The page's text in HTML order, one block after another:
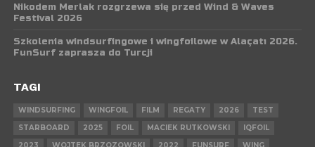
Nikodem Merlak rozgrzewa się przed Wind & Waves
Festival 2026
Szkolenia windsurfingowe i wingfoilowe w Alaçatı 2026.
FunSurf zaprasza do Turcji
TAGI
WINDSURFING WINGFOIL FILM REGATY 2026
TEST
STARBOARD
2025 FOIL MACIEK RUTKOWSKI
IQFOIL
2023
WOJTEK BRZOZOWSKI 2022 FUNSURF WING